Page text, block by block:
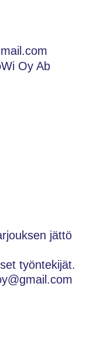
Oy Ab
jättö
työntekijät.